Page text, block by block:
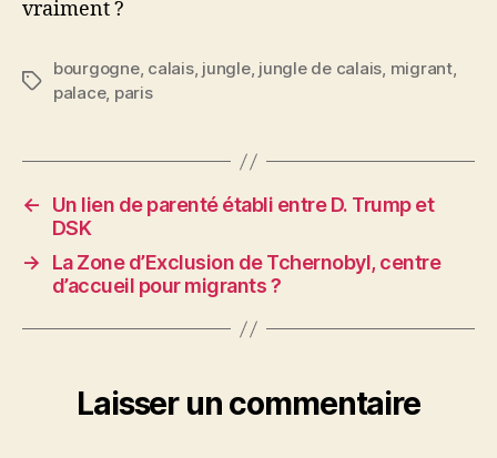
vraiment ?
Étiquettes
bourgogne, calais, jungle, jungle de calais, migrant,
palace, paris
←
Un lien de parenté établi entre D. Trump et
DSK
→
La Zone d’Exclusion de Tchernobyl, centre
d’accueil pour migrants ?
Laisser un commentaire